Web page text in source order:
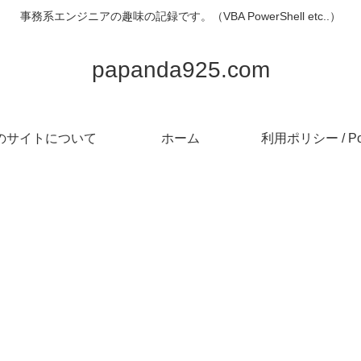
事務系エンジニアの趣味の記録です。（VBA PowerShell etc..）
papanda925.com
サイトについて ホーム 利用ポリシー /